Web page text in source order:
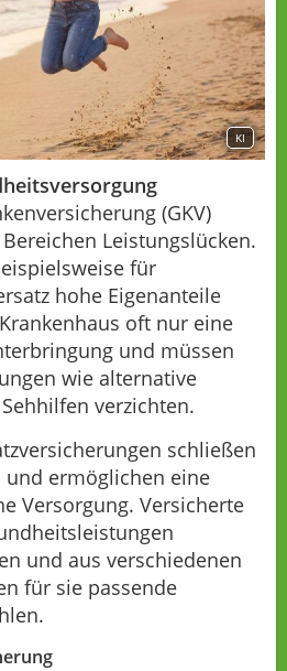
KI
(GKV)
Leistungslücken.
für
hohe Eigenanteile
oft nur eine
und müssen
wie alternative
verzichten.
schließen
und ermöglichen eine
Versorgung. Versicherte
und aus verschiedenen
für sie passende